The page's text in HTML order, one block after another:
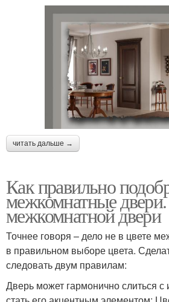
читать дальше →
Как правильно
межкомнатные
межкомнатной двери
Точнее говоря – дело не в цвете
в правильном выборе цвета.
следовать двум правилам:
Дверь может гармонично слиться с